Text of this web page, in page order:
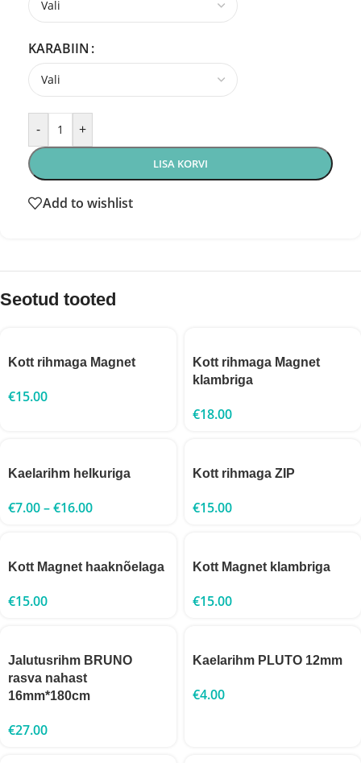
KARABIIN
- +
LISA KORVI
Add to wishlist
Seotud tooted
Kott rihmaga Magnet
€15.00
Kott rihmaga Magnet
klambriga
€18.00
Kaelarihm helkuriga
€7.00–€16.00
Kott rihmaga ZIP
€15.00
Kott Magnet haaknõelaga
€15.00
Kott Magnet klambriga
€15.00
Jalutusrihm BRUNO
rasva nahast
16mm*180cm
€27.00
Kaelarihm PLUTO 12mm
€4.00